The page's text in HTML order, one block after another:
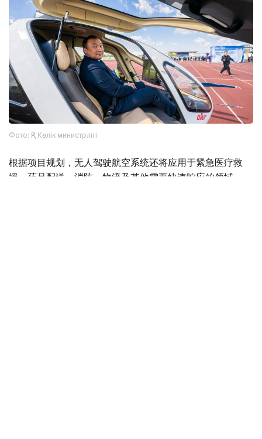
Фото: ҚР Көлік министрлігі
根据项目规划，无人驾驶航空系统还将应用于紧急医疗救
援、药品配送、消防、物流及其他需要快速响应的领域。